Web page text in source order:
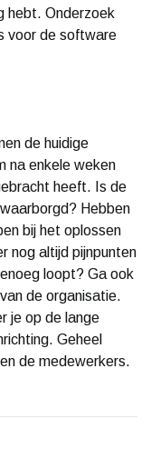
hebt. Onderzoek
voor de software
de huidige
na enkele weken
heeft. Is de
Hebben
bij het oplossen
nog altijd pijnpunten
loopt? Ga ook
de organisatie.
je op de lange
Geheel
de medewerkers.